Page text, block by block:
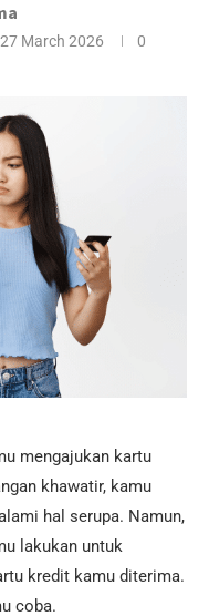
27 March 2026
0
mengajukan kartu
khawatir, kamu
hal serupa. Namun,
lakukan untuk
kredit kamu diterima.
coba.